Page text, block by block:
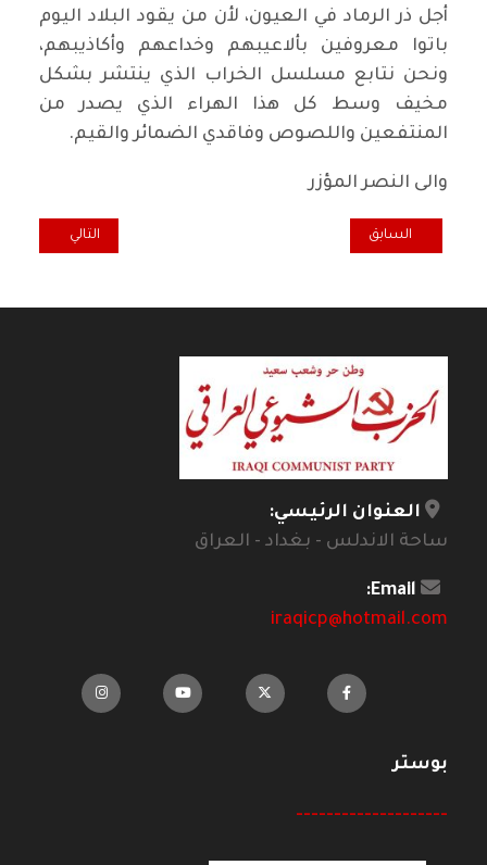
أجل ذر الرماد في العيون، لأن من يقود البلاد اليوم
باتوا معروفين بألاعيبهم وخداعهم وأكاذيبهم،
ونحن نتابع مسلسل الخراب الذي ينتشر بشكل
مخيف وسط كل هذا الهراء الذي يصدر من
المنتفعين واللصوص وفاقدي الضمائر والقيم.
والى النصر المؤزر
المقال السابق: التوجهات السياسية العامة
السابق المقال التالي:
التالي
العنوان الرئيسي:
ساحة الاندلس - بغداد - العراق
Email:
iraqicp@hotmail.com
بوستر
--------------------